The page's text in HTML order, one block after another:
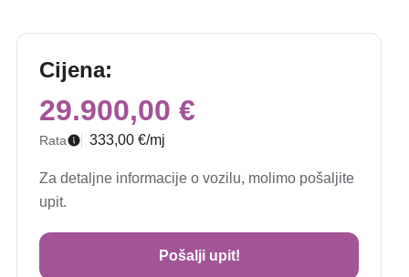
Cijena:
29.900,00 €
Rata 333,00 €/mj
Za detaljne informacije o vozilu, molimo pošaljite
upit.
Pošalji upit!